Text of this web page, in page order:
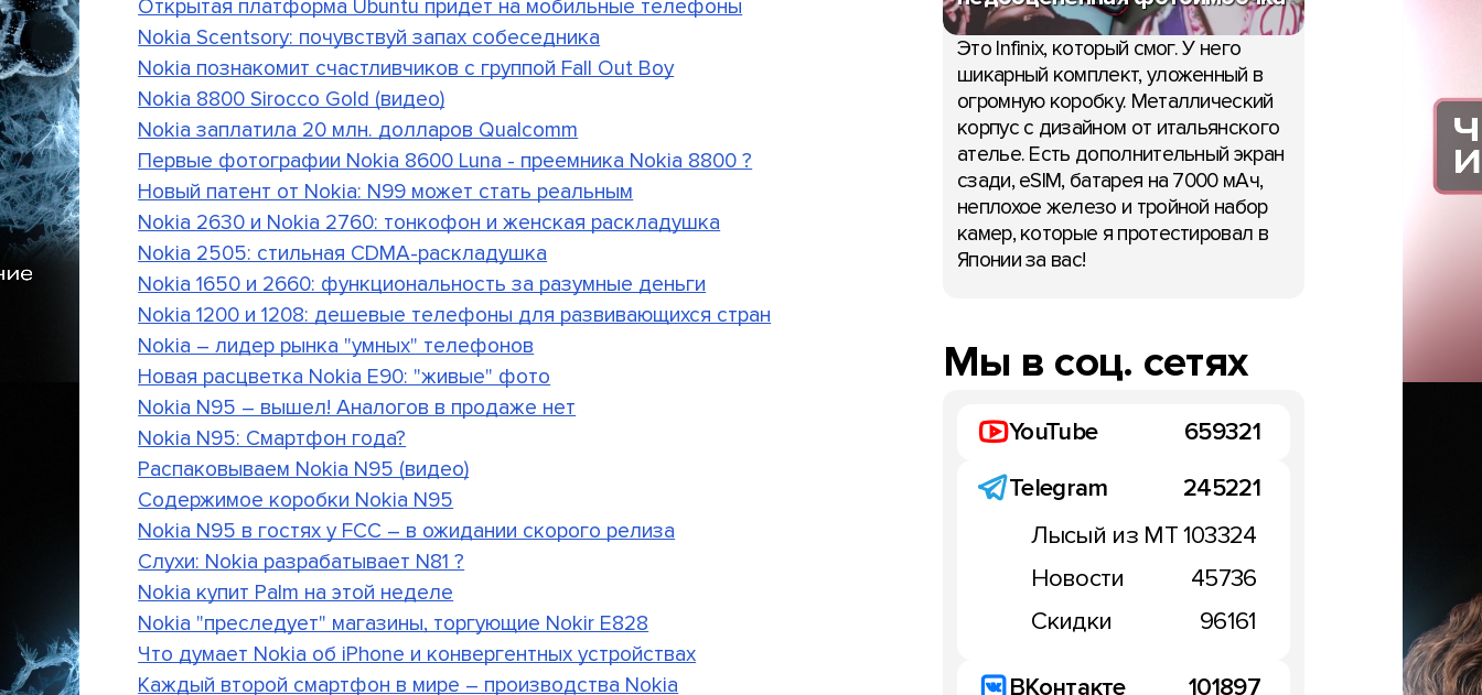
Открытая платформа Ubuntu придет на мобильные телефоны
Nokia Scentsory: почувствуй запах собеседника
Nokia познакомит счастливчиков с группой Fall Out Boy
Nokia 8800 Sirocco Gold (видео)
Nokia заплатила 20 млн. долларов Qualcomm
Первые фотографии Nokia 8600 Luna - преемника Nokia 8800 ?
Новый патент от Nokia: N99 может стать реальным
Nokia 2630 и Nokia 2760: тонкофон и женская раскладушка
Nokia 2505: стильная CDMA-раскладушка
Nokia 1650 и 2660: функциональность за разумные деньги
Nokia 1200 и 1208: дешевые телефоны для развивающихся стран
Nokia – лидер рынка "умных" телефонов
Новая расцветка Nokia E90: "живые" фото
Nokia N95 – вышел! Аналогов в продаже нет
Nokia N95: Смартфон года?
Распаковываем Nokia N95 (видео)
Содержимое коробки Nokia N95
Nokia N95 в гостях у FCC – в ожидании скорого релиза
Слухи: Nokia разрабатывает N81 ?
Nokia купит Palm на этой неделе
Nokia "преследует" магазины, торгующие Nokir E828
Что думает Nokia об iPhone и конвергентных устройствах
Каждый второй смартфон в мире – производства Nokia
Это Infinix, который смог. У него
шикарный комплект, уложенный в
огромную коробку. Металлический
корпус с дизайном от итальянского
ателье. Есть дополнительный экран
сзади, eSIM, батарея на 7000 мАч,
неплохое железо и тройной набор
камер, которые я протестировал в
Японии за вас!
Мы в соц. сетях
YouTube
659321
Telegram
245221
Лысый из МТ103324
Новости
45736
Скидки
96161
ВКонтакте 101897